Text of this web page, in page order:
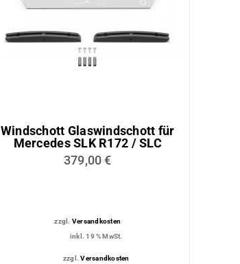
Windschott Glaswindschott für
Mercedes SLK R172 / SLC
379,00€
zzgl. Versandkosten
inkl. 19 % MwSt.
zzgl.Versandkosten